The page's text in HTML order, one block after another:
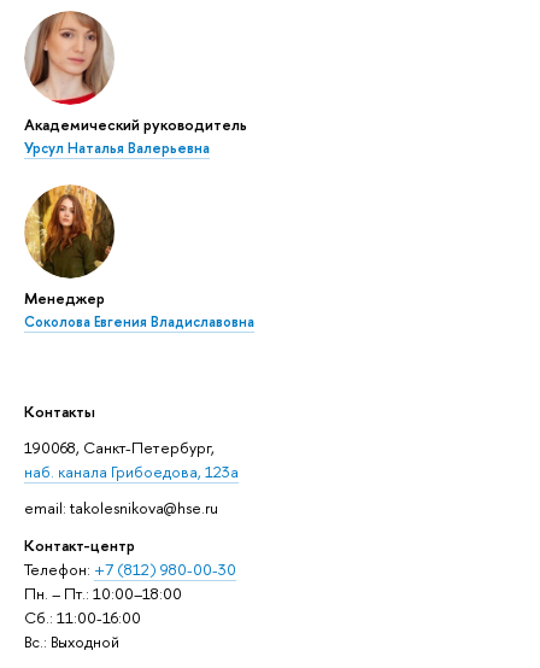
Академический руководитель
Урсул Наталья Валерьевна
Менеджер
Соколова Евгения Владиславовна
Контакты
190068, Санкт-Петербург,
наб. канала Грибоедова, 123а
email: takolesnikova@hse.ru
Контакт-центр
Телефон: +7 (812) 980-00-30
Пн. – Пт.: 10:00–18:00
Сб.: 11:00-16:00
Вс.: Выходной